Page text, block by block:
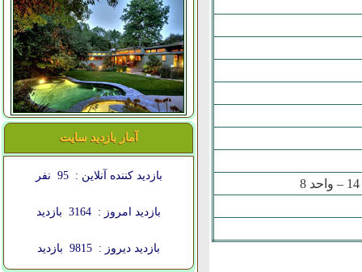
آمار بازدید سایت
بازدید کننده آنلاین : 95 نفر
بازدید امروز : 3164 بازدید
بازدید دیروز : 9815 بازدید